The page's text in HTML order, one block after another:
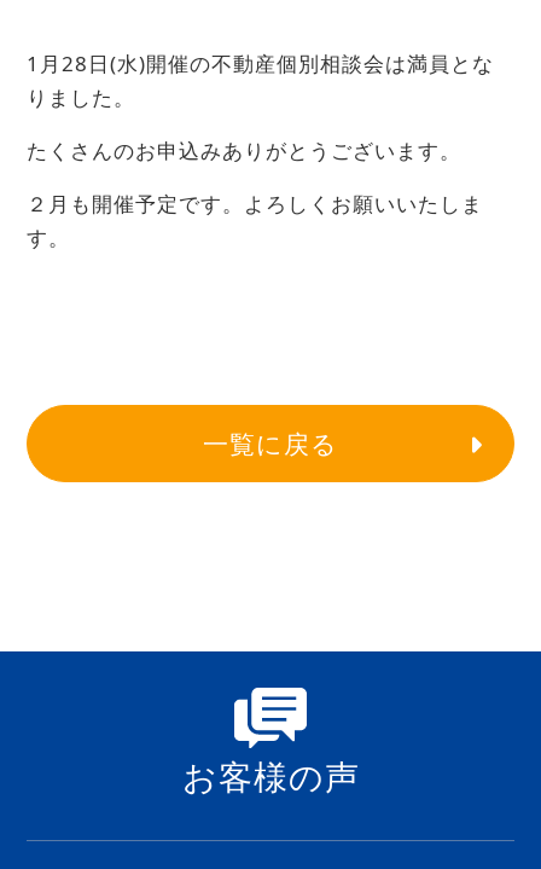
1月28日(水)開催の不動産個別相談会は満員とな
りました。
たくさんのお申込みありがとうございます。
２月も開催予定です。よろしくお願いいたしま
す。
一覧に戻る
お客様の声